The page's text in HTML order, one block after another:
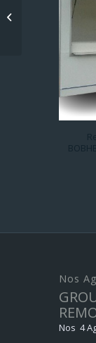
Nos
Nos 4
NIEWIADOW
203 x 230 cm